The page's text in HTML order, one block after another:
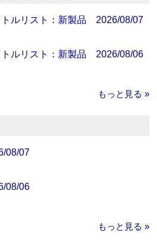
トルリスト：新製品 2026/08/07
トルリスト：新製品 2026/08/06
もっと見る »
08/07
08/06
もっと見る »